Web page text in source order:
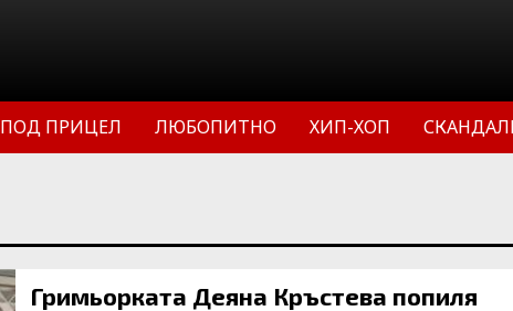
ПОД ПРИЦЕЛ ЛЮБОПИТНО ХИП-ХОП
Гримьорката Деяна Кръстева попиля